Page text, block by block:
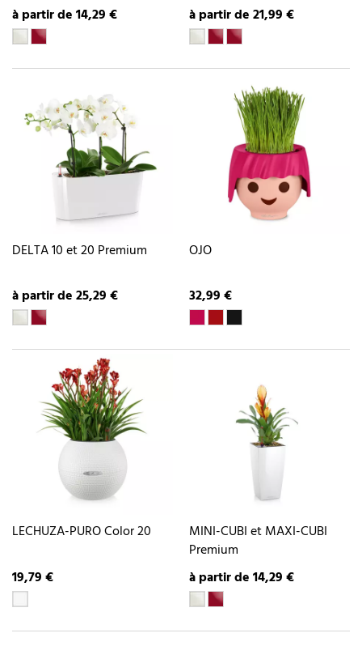
à partir de 14,29 €
à partir de 21,99 €
DELTA 10 et 20 Premium
à partir de 25,29 €
OJO
32,99 €
LECHUZA-PURO Color 20
19,79 €
MINI-CUBI et MAXI-CUBI
Premium
à partir de 14,29 €